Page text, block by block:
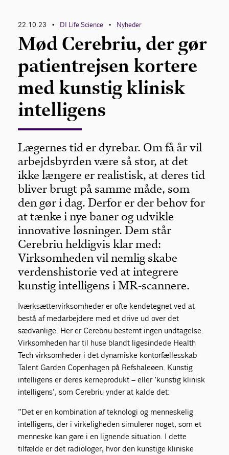
22.10.23 • DI Life Science • Nyheder
Mød Cerebriu, der gør
patientrejsen kortere
med kunstig klinisk
intelligens
Lægernes tid er dyrebar. Om få år vil
arbejdsbyrden være så stor, at det
ikke længere er realistisk, at deres tid
bliver brugt på samme måde, som
den gør i dag. Derfor er der behov for
at tænke i nye baner og udvikle
innovative løsninger. Dem står
Cerebriu heldigvis klar med:
Virksomheden vil nemlig skabe
verdenshistorie ved at integrere
kunstig intelligens i MR-scannere.
Iværksættervirksomheder er ofte kendetegnet ved at
bestå af medarbejdere med et drive ud over det
sædvanlige. Her er Cerebriu bestemt ingen undtagelse.
Virksomheden har til huse blandt ligesindede Health
Tech virksomheder i det dynamiske kontorfællesskab
Talent Garden Copenhagen på Refshaleøen. Kunstig
intelligens er deres kerneprodukt – eller ’kunstig klinisk
intelligens’, som Cerebriu ynder at kalde det:
”Det er en kombination af teknologi og menneskelig
intelligens, der i virkeligheden simulerer noget, som et
menneske kan gøre i en lignende situation. I dette
tilfælde er det radiologer, hvor den kunstige kliniske